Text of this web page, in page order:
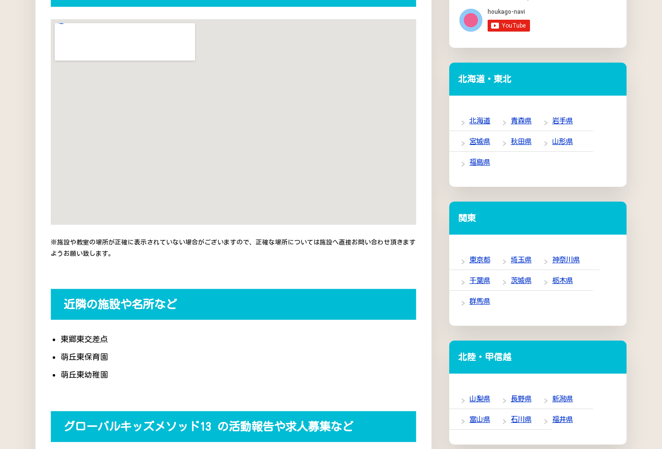
※施設や教室の場所が正確に表示されていない場合がございますので、正確な場所については施設へ直接お問い合わせ頂きます
ようお願い致します。
近隣の施設や名所など
東郷東交差点
萌丘東保育園
萌丘東幼稚園
グローバルキッズメソッド13 の活動報告や求人募集など
北海道・東北
北海道 青森県 岩手県
宮城県 秋田県 山形県
福島県
関東
東京都 埼玉県 神奈川県
千葉県 茨城県 栃木県
群馬県
北陸・甲信越
山梨県 長野県 新潟県
富山県 石川県 福井県